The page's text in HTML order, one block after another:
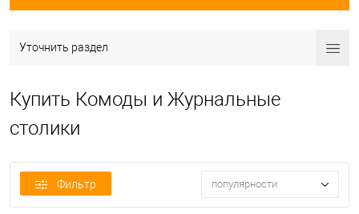
Уточнить раздел
Купить Комоды и Журнальные
столики
Фильтр популярности